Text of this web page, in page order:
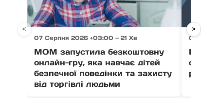
07 Серпня 2026 +03:00 — 21 Хв
МОМ запустила безкоштовну
онлайн-гру, яка навчає дітей
безпечної поведінки та захисту
від торгівлі людьми
07
< >